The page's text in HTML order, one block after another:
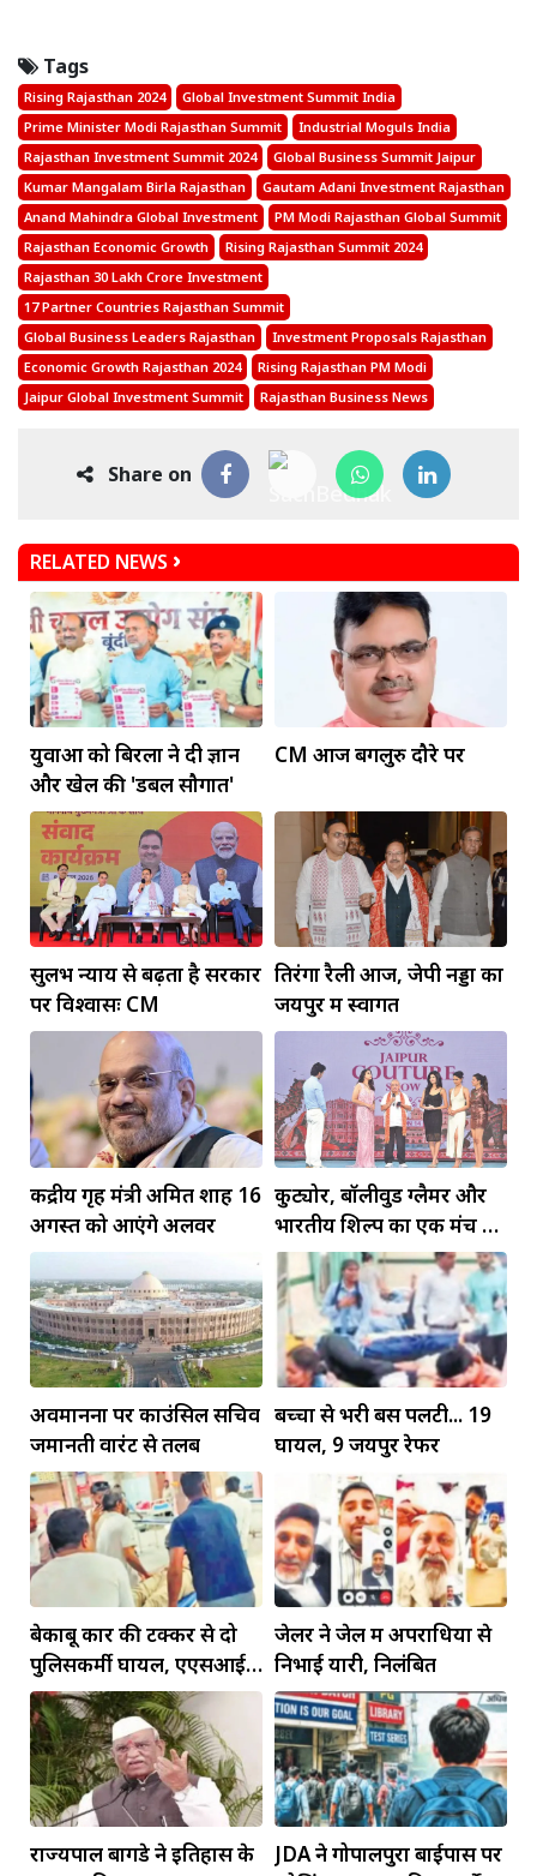
Tags
Rising Rajasthan 2024
Global Investment Summit India
Prime Minister Modi Rajasthan Summit
Industrial Moguls India
Rajasthan Investment Summit 2024
Global Business Summit Jaipur
Kumar Mangalam Birla Rajasthan
Gautam Adani Investment Rajasthan
Anand Mahindra Global Investment
PM Modi Rajasthan Global Summit
Rajasthan Economic Growth
Rising Rajasthan Summit 2024
Rajasthan 30 Lakh Crore Investment
17 Partner Countries Rajasthan Summit
Global Business Leaders Rajasthan
Investment Proposals Rajasthan
Economic Growth Rajasthan 2024
Rising Rajasthan PM Modi
Jaipur Global Investment Summit
Rajasthan Business News
Share on
RELATED NEWS
युवाओं को बिरला ने दी ज्ञान
और खेल की 'डबल सौगात'
CM आज बेंगलुरु दौरे पर
सुलभ न्याय से बढ़ता है सरकार
पर विश्वासः CM
तिरंगा रैली आज, जेपी नड्डा का
जयपुर में स्वागत
केंद्रीय गृह मंत्री अमित शाह 16
अगस्त को आएंगे अलवर
कुट्योर, बॉलीवुड ग्लैमर और
भारतीय शिल्प का एक मंच पर
जलवा
अवमानना पर काउंसिल सचिव
जमानती वारंट से तलब
बच्चों से भरी बस पलटी... 19
घायल, 9 जयपुर रेफर
बेकाबू कार की टक्कर से दो
पुलिसकर्मी घायल, एएसआई
की हालत गंभीर
जेलर ने जेल में अपराधियों से
निभाई यारी, निलंबित
राज्यपाल बागडे ने इतिहास के
JDA ने गोपालपुरा बाईपास पर